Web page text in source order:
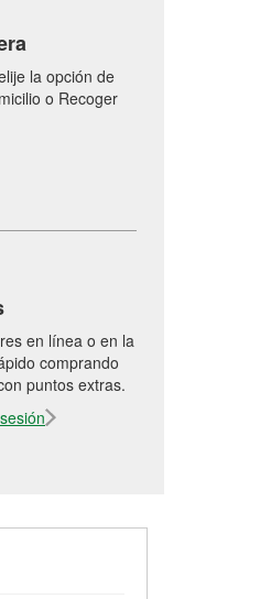
la opción de
o Recoger
en línea o en la
comprando
puntos extras.